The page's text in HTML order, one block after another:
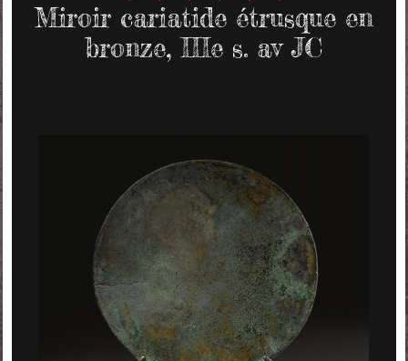
Miroir cariatide étrusque en
bronze, IIIe s. av JC